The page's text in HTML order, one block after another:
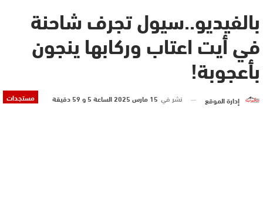
بالفيديو..سيول تجرف شاحنة
في أيت اعتاب وركابها ينجون
بأعجوبة!
مستجدات إدارة الموقع نشر في 15 مارس 2025 الساعة 5 و 59 دقيقة